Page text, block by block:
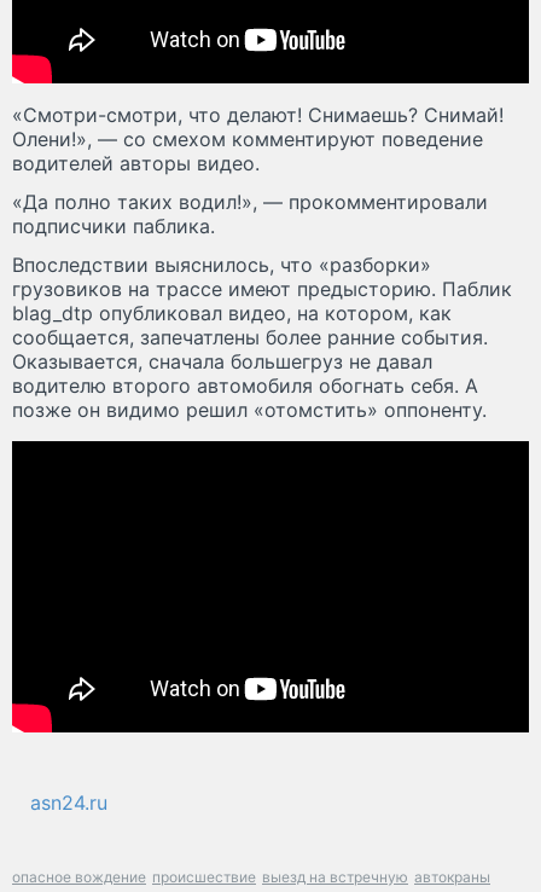
«Смотри-смотри, что делают! Снимаешь? Снимай!
Олени!», — со смехом комментируют поведение
водителей авторы видео.
«Да полно таких водил!», — прокомментировали
подписчики паблика.
Впоследствии выяснилось, что «разборки»
грузовиков на трассе имеют предысторию. Паблик
blag_dtp опубликовал видео, на котором, как
сообщается, запечатлены более ранние события.
Оказывается, сначала большегруз не давал
водителю второго автомобиля обогнать себя. А
позже он видимо решил «отомстить» оппоненту.
asn24.ru
опасное вождение происшествие выезд на встречную автокраны